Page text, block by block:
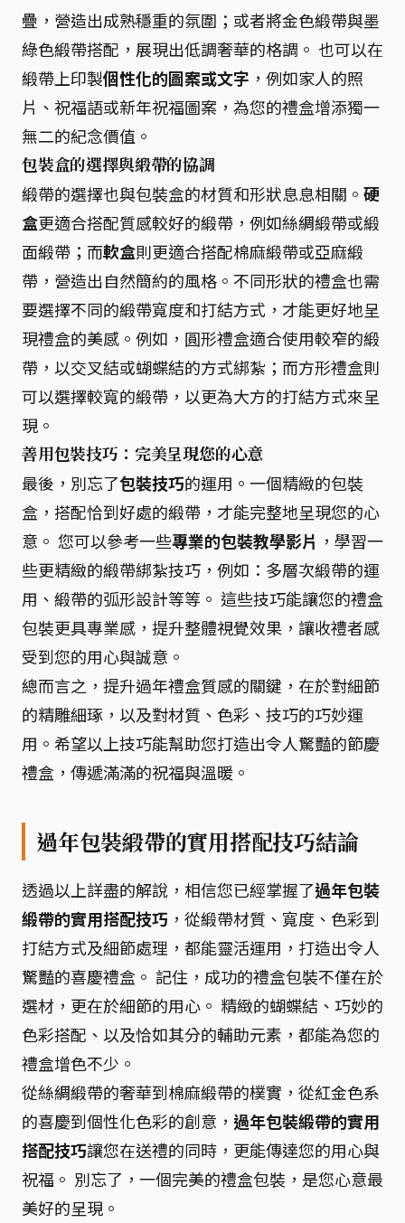
疊，營造出成熟穩重的氛圍；或者將金色緞帶與墨
綠色緞帶搭配，展現出低調奢華的格調。 也可以在
緞帶上印製個性化的圖案或文字 ，例如家人的照
片、祝福語或新年祝福圖案，為您的禮盒增添獨一
無二的紀念價值。
包裝盒的選擇與緞帶的協調
緞帶的選擇也與包裝盒的材質和形狀息息相關。 硬
盒更適合搭配質感較好的緞帶，例如絲綢緞帶或緞
面緞帶；而軟盒則更適合搭配棉麻緞帶或亞麻緞
帶，營造出自然簡約的風格。不同形狀的禮盒也需
要選擇不同的緞帶寬度和打結方式，才能更好地呈
現禮盒的美感。例如，圓形禮盒適合使用較窄的緞
帶，以交叉結或蝴蝶結的方式綁紮；而方形禮盒則
可以選擇較寬的緞帶，以更為大方的打結方式來呈
現。
善用包裝技巧：完美呈現您的心意
最後，別忘了包裝技巧的運用。一個精緻的包裝
盒，搭配恰到好處的緞帶，才能完整地呈現您的心
意。 您可以參考一些專業的包裝教學影片 ，學習一
些更精緻的緞帶綁紮技巧，例如：多層次緞帶的運
用、緞帶的弧形設計等等。 這些技巧能讓您的禮盒
包裝更具專業感，提升整體視覺效果，讓收禮者感
受到您的用心與誠意。
總而言之，提升過年禮盒質感的關鍵，在於對細節
的精雕細琢，以及對材質、色彩、技巧的巧妙運
用。希望以上技巧能幫助您打造出令人驚豔的節慶
禮盒，傳遞滿滿的祝福與溫暖。
過年包裝緞帶的實用搭配技巧結論
透過以上詳盡的解說，相信您已經掌握了過年包裝
緞帶的實用搭配技巧 ，從緞帶材質、寬度、色彩到
打結方式及細節處理，都能靈活運用，打造出令人
驚豔的喜慶禮盒。 記住，成功的禮盒包裝不僅在於
選材，更在於細節的用心。 精緻的蝴蝶結、巧妙的
色彩搭配、以及恰如其分的輔助元素，都能為您的
禮盒增色不少。
從絲綢緞帶的奢華到棉麻緞帶的樸實，從紅金色系
的喜慶到個性化色彩的創意， 過年包裝緞帶的實用
搭配技巧讓您在送禮的同時，更能傳達您的用心與
祝福。 別忘了，一個完美的禮盒包裝，是您心意最
美好的呈現。